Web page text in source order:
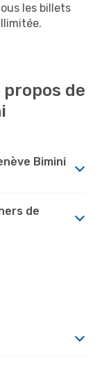
les billets
de
Bimini
de